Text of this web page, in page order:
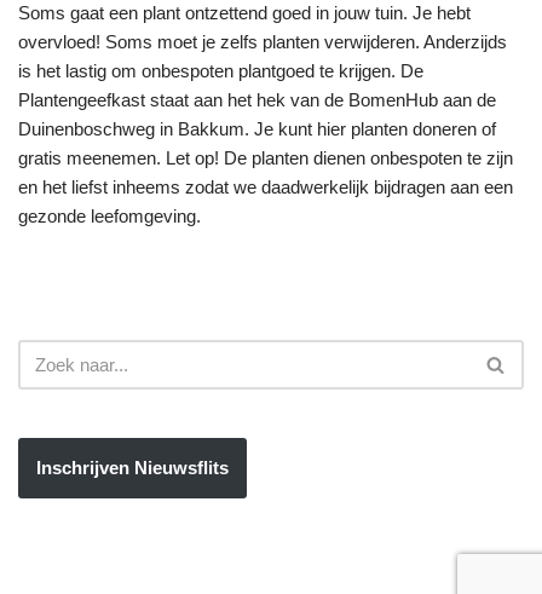
Soms gaat een plant ontzettend goed in jouw tuin. Je hebt
overvloed! Soms moet je zelfs planten verwijderen. Anderzijds
is het lastig om onbespoten plantgoed te krijgen. De
Plantengeefkast staat aan het hek van de BomenHub aan de
Duinenboschweg in Bakkum. Je kunt hier planten doneren of
gratis meenemen. Let op! De planten dienen onbespoten te zijn
en het liefst inheems zodat we daadwerkelijk bijdragen aan een
gezonde leefomgeving.
Inschrijven Nieuwsflits